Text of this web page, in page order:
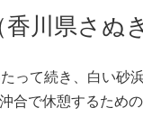
川県さぬ
って続き、白い砂
合で休憩するため